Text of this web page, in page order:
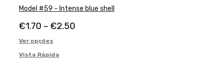
Model #59 - Intense blue shell
€1.70 – €2.50
Ver opções
Vista Rápida